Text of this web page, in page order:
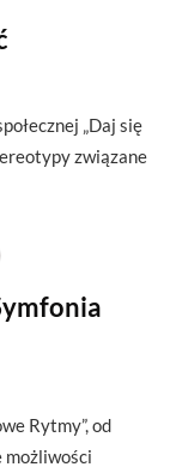
„Daj się
związane
Rytmy”, od
możliwości